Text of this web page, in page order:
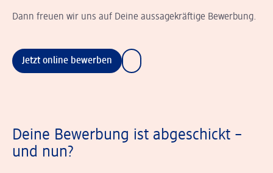
Dann freuen wir uns auf Deine aussagekräftige Bewerbung.
Jetzt online bewerben
Deine Bewerbung ist abgeschickt –
und nun?